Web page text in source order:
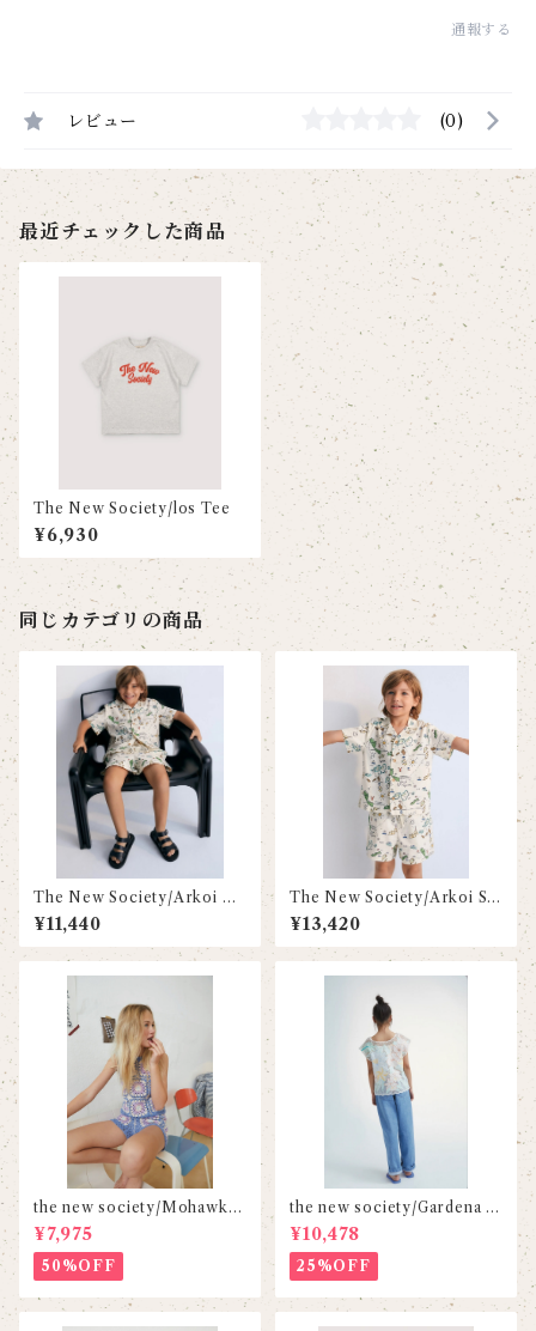
通報する
レビュー (0)
最近チェックした商品
The New Society/los Tee
¥6,930
同じカテゴリの商品
The New Society/Arkoi Be
rmuda
¥11,440
The New Society/Arkoi Shi
rt
¥13,420
the new society/Mohawk C
rochet Tee
¥7,975
50%OFF
the new society/Gardena e
mbroidery
¥10,478
25%OFF